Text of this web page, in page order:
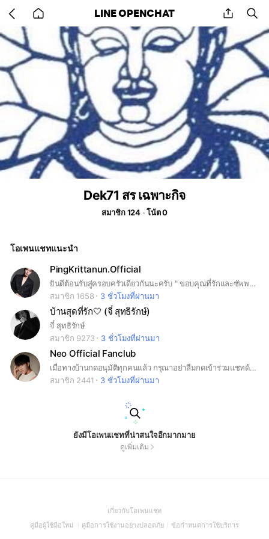
back
home
LINE OPENCHAT share
Dek71 สร เฉพาะกิจ
สมาชิก 124 โน้ต 0
โอเพนแชทแนะนำ
PingKrittanun.Official
ยินดีต้อนรับสู่ครอบครัวเดียวกันนะครับ " ขอบคุณที่รักและซัพพอร์ต ปิงกฤตนัน" 🐼✨️
สมาชิก 1658
3 ชั่วโมงที่ผ่านมา
บ้านสุดที่รัก🤍 (จี๋ สุทธิรักษ์)
จี๋ สุทธิรักษ์
สมาชิก 9273
3 ชั่วโมงที่ผ่านมา
Neo Official Fanclub
เมื่อทางบ้านกดอนุมัติทุกคนแล้ว กรุณาอย่าลืมกดเข้าร่วมแชทด้วยนะคะ ขอบคุณค่ะ🙏🏻☺️
สมาชิก 2441
3 ชั่วโมงที่ผ่านมา
ยังมีโอเพนแชทที่น่าสนใจอีกมากมาย
ดูเพิ่มเติม
เกี่ยวกับโอเพนแชท(Open
in
คู่มือผู้ใช้มือใหม่
(Open
คู่มือการใช้งานอย่างปลอดภัย(Open
ข้อกำหนดการใช้บริการ(Open